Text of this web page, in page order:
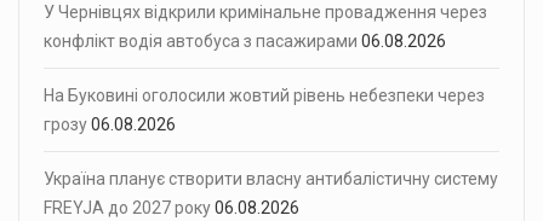
У Чернівцях відкрили кримінальне провадження через
конфлікт водія автобуса з пасажирами 06.08.2026
На Буковині оголосили жовтий рівень небезпеки через
грозу06.08.2026
Україна планує створити власну антибалістичну систему
FREYJA до 2027 року06.08.2026